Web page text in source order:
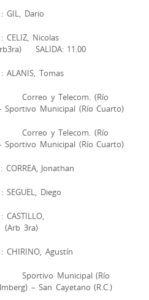
GIL, Dario
Nicolas
11.00
ALANIS, Tomas
y Telecom. (Río
Municipal (Río Cuarto)
y Telecom. (Río
Municipal (Río Cuarto)
Jonathan
Diego
3ra)
Agustín
Municipal (Río
– San Cayetano (R.C.)